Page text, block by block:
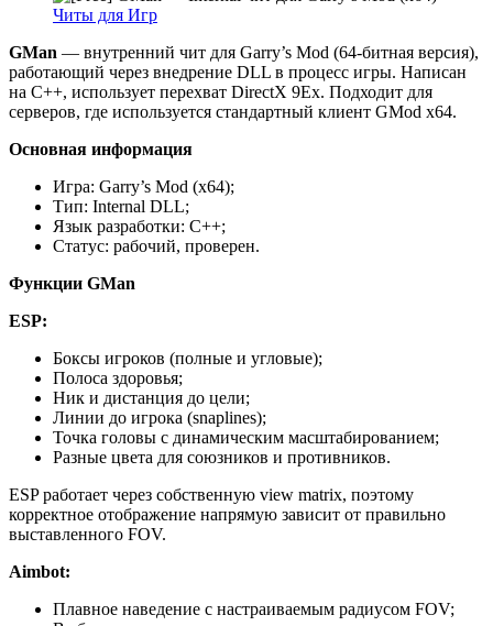
Читы для Игр
GMan — внутренний чит для Garry’s Mod (64-битная версия),
работающий через внедрение DLL в процесс игры. Написан
на C++, использует перехват DirectX 9Ex. Подходит для
серверов, где используется стандартный клиент GMod x64.
Основная информация
Игра: Garry’s Mod (x64);
Тип: Internal DLL;
Язык разработки: C++;
Статус: рабочий, проверен.
Функции GMan
ESP:
Боксы игроков (полные и угловые);
Полоса здоровья;
Ник и дистанция до цели;
Линии до игрока (snaplines);
Точка головы с динамическим масштабированием;
Разные цвета для союзников и противников.
ESP работает через собственную view matrix, поэтому
корректное отображение напрямую зависит от правильно
выставленного FOV.
Aimbot:
Плавное наведение с настраиваемым радиусом FOV;